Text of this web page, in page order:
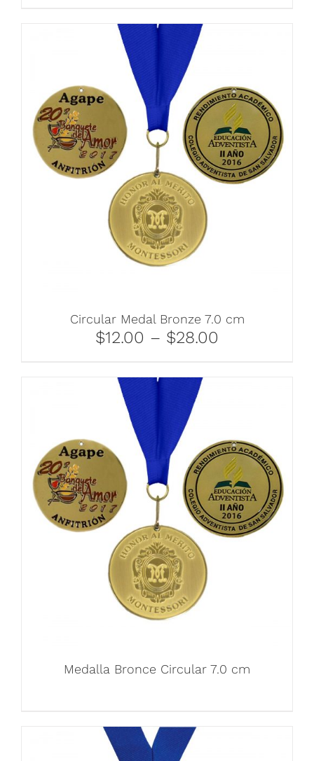
Circular Medal Bronze 7.0 cm
$12.00 – $28.00
Medalla Bronce Circular 7.0 cm